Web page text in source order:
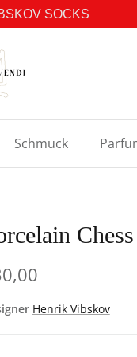
SOCKS
Schmuck
Henrik Vibskov